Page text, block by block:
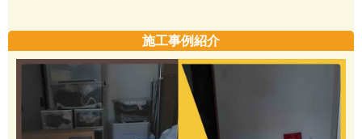
施工事例紹介